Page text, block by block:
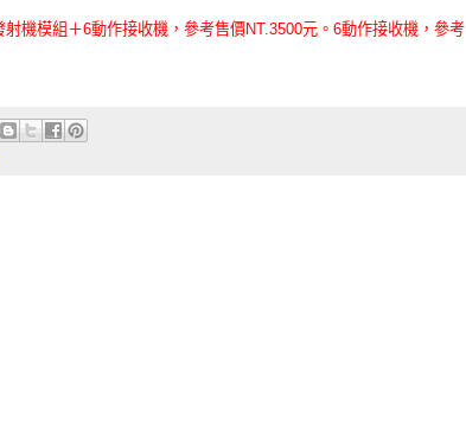
機模組＋6動作接收機，參考售價NT.3500元。6動作接收機，參考